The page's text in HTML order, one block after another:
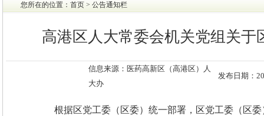
您所在的位置： 首页 > 公告通知栏
高港区人大常委会机关党组关
信息来源：医药高新区（高港区）人
大办
发布日期：
根据区党工委（区委）统一部署，区党工委（区